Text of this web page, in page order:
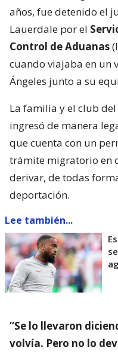
años, fue detenido el
Lauerdale por el
Control de Aduanas
cuando viajaba en un
Ángeles junto a su
La familia y el club
ingresó de manera
que cuenta con un
trámite migratorio en
derivar, de todas
deportación.
Lee también...
“Se lo llevaron
volvía. Pero no lo